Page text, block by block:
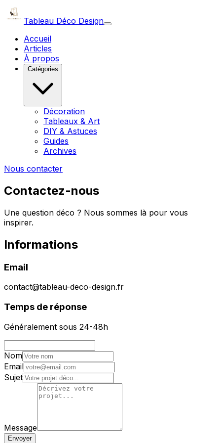
Tableau Déco Design
Accueil
Articles
À propos
Catégories
Décoration
Tableaux & Art
DIY & Astuces
Guides
Archives
Nous contacter
Contactez-nous
Une question déco ? Nous sommes là pour vous
inspirer.
Informations
Email
contact@tableau-deco-design.fr
Temps de réponse
Généralement sous 24-48h
Nom
Email
Sujet
Message
Envoyer